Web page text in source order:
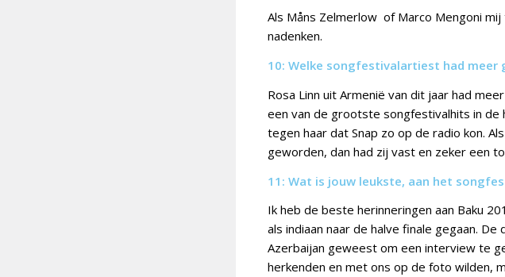
Als Måns Zelmerlow of Marco Mengoni
nadenken.
10: Welke songfestivalartiest had meer
Rosa Linn uit Armenië van dit jaar had
een van de grootste songfestivalhits in de
tegen haar dat Snap zo op de radio kon.
geworden, dan had zij vast en zeker een
11: Wat is jouw leukste, aan het
Ik heb de beste herinneringen aan Baku
als indiaan naar de halve finale gegaan.
Azerbaijan geweest om een interview te
herkenden en met ons op de foto wilden,